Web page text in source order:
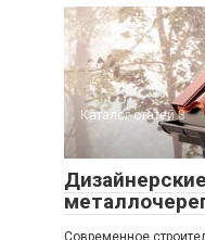
Каталог статей 3